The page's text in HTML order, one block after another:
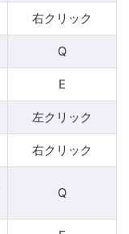
右クリック
Q
E
左クリック
右クリック
Q